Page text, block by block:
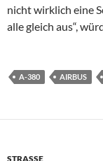
nicht wirklich eine
alle gleich aus“,
A-380 AIRBUS
STRASSE